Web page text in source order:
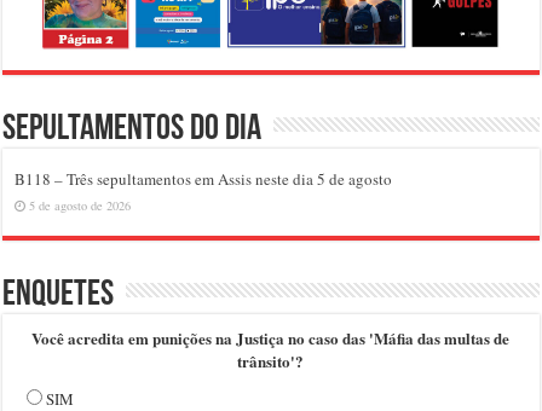
Sepultamentos do dia
B118 – Três sepultamentos em Assis neste dia 5 de agosto
5 de agosto de 2026
Enquetes
Você acredita em punições na Justiça no caso das 'Máfia das multas de
trânsito'?
SIM